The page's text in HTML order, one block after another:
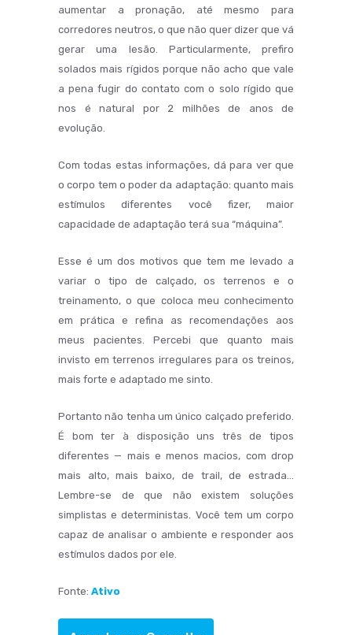
aumentar a pronação, até mesmo para
corredores neutros, o que não quer dizer que vá
gerar uma lesão. Particularmente, prefiro
solados mais rígidos porque não acho que vale
a pena fugir do contato com o solo rígido que
nos é natural por 2 milhões de anos de
evolução.
Com todas estas informações, dá para ver que
o corpo tem o poder da adaptação: quanto mais
estímulos diferentes você fizer, maior
capacidade de adaptação terá sua “máquina”.
Esse é um dos motivos que tem me levado a
variar o tipo de calçado, os terrenos e o
treinamento, o que coloca meu conhecimento
em prática e refina as recomendações aos
meus pacientes. Percebi que quanto mais
invisto em terrenos irregulares para os treinos,
mais forte e adaptado me sinto.
Portanto não tenha um único calçado preferido.
É bom ter à disposição uns três de tipos
diferentes — mais e menos macios, com drop
mais alto, mais baixo, de trail, de estrada…
Lembre-se de que não existem soluções
simplistas e deterministas. Você tem um corpo
capaz de analisar o ambiente e responder aos
estímulos dados por ele.
Fonte: Ativo